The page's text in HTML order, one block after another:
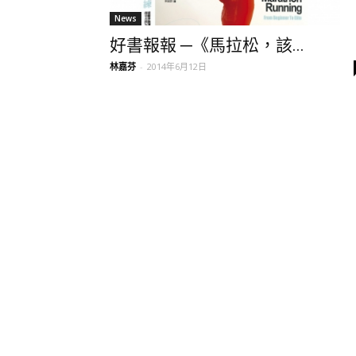
News
好書報報 ─《馬拉松，該...
林嘉芬 - 2014年6月12日